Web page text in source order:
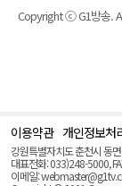
Copyright ⓒ G1방송.
이용약관 개인정보처
강원특별자치도 춘천시 동
대표전화: 033)248-5000,
이메일: